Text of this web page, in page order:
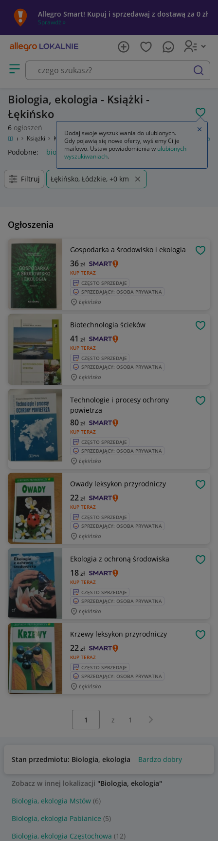
Allegro Smart! Kupuj i sprzedawaj z dostawą za 0 zł
Sprawdź »
Otwórz menu z kategoriami
szukaj
Biologia, ekologia - Książki -
Łękińsko
6 ogłoszeń
Książki Książki naukowe i popularnonaukowe Biologia, ekologia
Podobne: biologia ekologia biologia na czasie 1 biologia
Filtruj Łękińsko, Łódzkie, +0 km
Ogłoszenia
Gospodarka a środowisko i ekologia
KUP TERAZ
36zł
CZĘSTO SPRZEDAJE
SPRZEDAJĄCY: OSOBA PRYWATNA
Łękińsko
Biotechnologia ścieków
KUP TERAZ
41 zł
CZĘSTO SPRZEDAJE
SPRZEDAJĄCY: OSOBA PRYWATNA
Łękińsko
Technologie i procesy ochrony
powietrza
KUP TERAZ
80zł
CZĘSTO SPRZEDAJE
SPRZEDAJĄCY: OSOBA PRYWATNA
Łękińsko
Owady leksykon przyrodniczy
KUP TERAZ
22zł
CZĘSTO SPRZEDAJE
SPRZEDAJĄCY: OSOBA PRYWATNA
Łękińsko
Ekologia z ochroną środowiska
KUP TERAZ
18zł
CZĘSTO SPRZEDAJE
SPRZEDAJĄCY: OSOBA PRYWATNA
Łękińsko
Krzewy leksykon przyrodniczy
KUP TERAZ
22zł
CZĘSTO SPRZEDAJE
SPRZEDAJĄCY: OSOBA PRYWATNA
Łękińsko
z 1 Następna strona
Stan przedmiotu: Biologia, ekologia Bardzo dobry
Zobacz w innej lokalizacji "Biologia, ekologia"
Biologia, ekologia Mstów (6)
Biologia, ekologia Pabianice (5)
Biologia, ekologia Częstochowa (12)
Dodaj swoje wyszukiwania do ulubionych.
Gdy pojawią się nowe oferty, wyślemy Ci je
mailowo. Ustaw powiadomienia w ulubionych
wyszukiwaniach.